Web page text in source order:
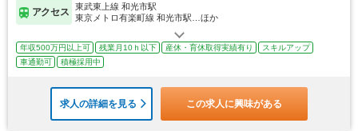
アクセス
東武東上線 和光市駅
東京メトロ有楽町線 和光市駅…ほか
年収500万円以上可 残業月10ｈ以下 産休・育休取得実績有り
スキルアップ
車通勤可
積極採用中
求人の詳細を見る この求人に興味がある